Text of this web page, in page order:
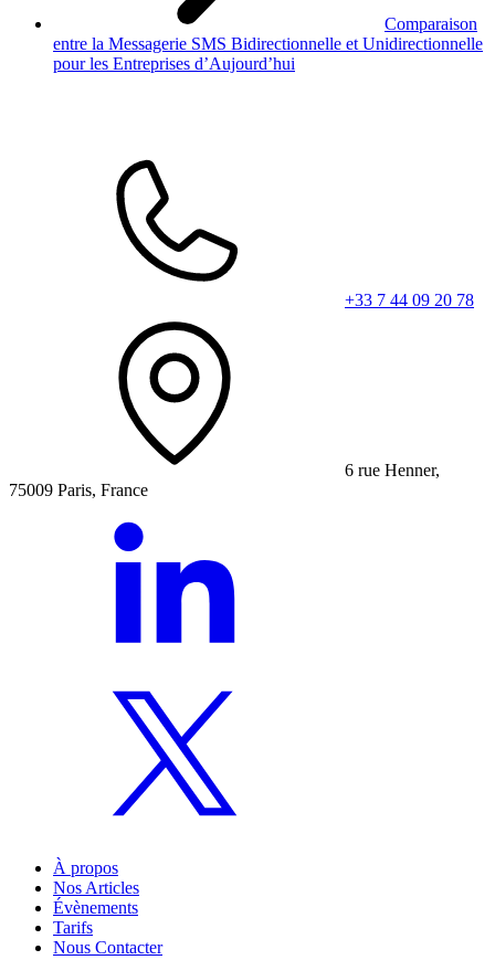
Comparaison
entre la Messagerie SMS Bidirectionnelle et Unidirectionnelle
pour les Entreprises d’Aujourd’hui
+33 7 44 09 20 78
6 rue Henner,
75009 Paris, France
À propos
Nos Articles
Évènements
Tarifs
Nous Contacter